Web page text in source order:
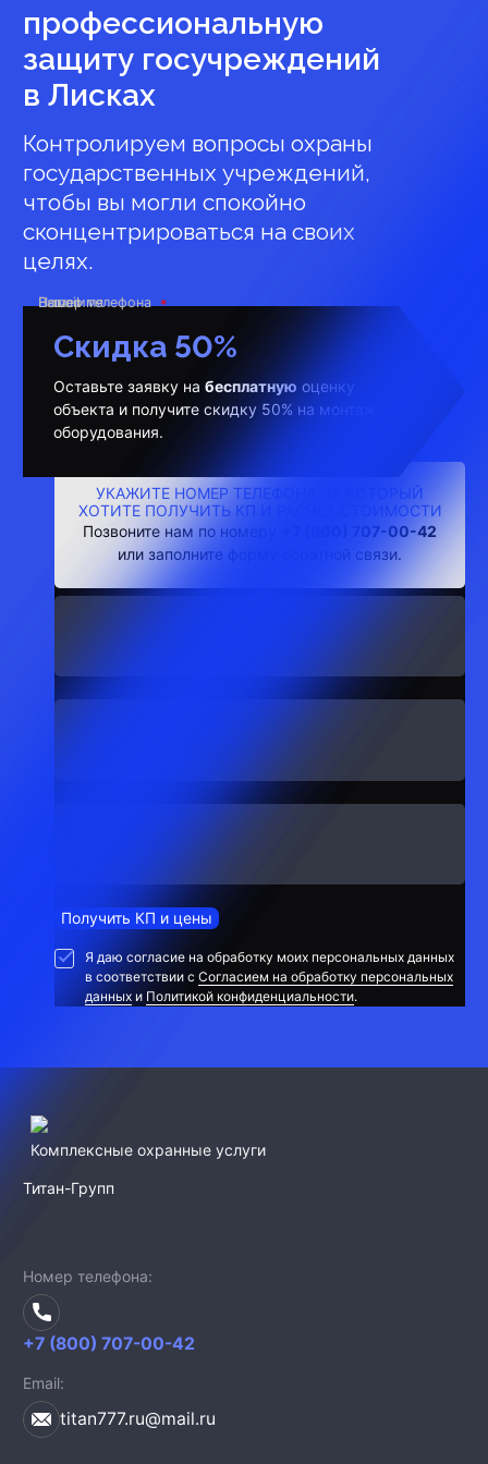
профессиональную
защиту госучреждений
в Лисках
Контролируем вопросы охраны
государственных учреждений,
чтобы вы могли спокойно
сконцентрироваться на своих
целях.
Скидка 50%
Оставьте заявку на бесплатную оценку
объекта и получите скидку 50% на монтаж
оборудования.
УКАЖИТЕ НОМЕР ТЕЛЕФОНА НА КОТОРЫЙ
ХОТИТЕ ПОЛУЧИТЬ КП И РАСЧЕТ СТОИМОСТИ
Позвоните нам по номеру
+7 (800) 707-00-42
или заполните форму обратной связи.
Ваше имя
Номер телефона
E-mail
Получить КП и цены
Я даю согласие на обработку моих персональных данных
в соответствии сСогласием на обработку персональных
данных и Политикой конфиденциальности.
Комплексные охранные услуги
Титан-Групп
Номер телефона
+7 (800) 707-00-42
Email
titan777.ru@mail.ru